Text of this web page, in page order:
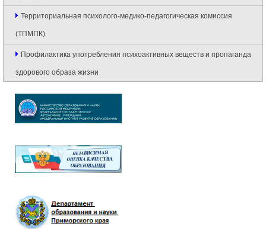
Территориальная психолого-медико-педагогическая комиссия
(ТПМПК)
Профилактика употребления психоактивных веществ и пропаганда
здорового образа жизни